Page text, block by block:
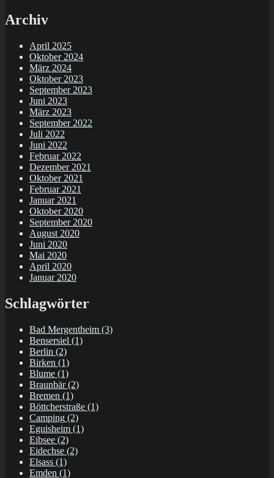
Archiv
April 2025
Oktober 2024
März 2024
Oktober 2023
September 2023
Juni 2023
März 2023
September 2022
Juli 2022
Juni 2022
Februar 2022
Dezember 2021
Oktober 2021
Februar 2021
Januar 2021
Oktober 2020
September 2020
August 2020
Juni 2020
Mai 2020
April 2020
Januar 2020
Schlagwörter
Bad Mergentheim (3)
Bensersiel (1)
Berlin (2)
Birken (1)
Blume (1)
Braunbär(2)
Bremen (1)
Böttcherstraße (1)
Camping (2)
Eguisheim (1)
Eibsee (2)
Eidechse (2)
Elsass (1)
Emden (1)